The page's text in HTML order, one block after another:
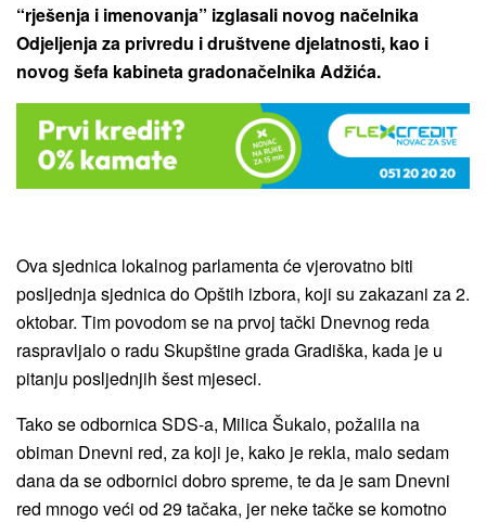
“rješenja i imenovanja” izglasali novog načelnika
Odjeljenja za privredu i društvene djelatnosti, kao i
novog šefa kabineta gradonačelnika Adžića.
Ova sjednica lokalnog parlamenta će vjerovatno biti
posljednja sjednica do Opštih izbora, koji su zakazani za 2.
oktobar. Tim povodom se na prvoj tački Dnevnog reda
raspravljalo o radu Skupštine grada Gradiška, kada je u
pitanju posljednjih šest mjeseci.
Tako se odbornica SDS-a, Milica Šukalo, požalila na
obiman Dnevni red, za koji je, kako je rekla, malo sedam
dana da se odbornici dobro spreme, te da je sam Dnevni
red mnogo veći od 29 tačaka, jer neke tačke se komotno